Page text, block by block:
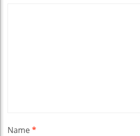
Name*